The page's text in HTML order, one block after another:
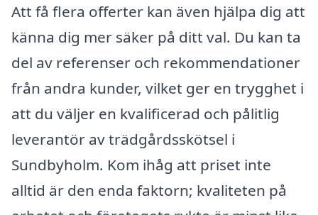
Att få flera offerter kan även hjälpa dig att
känna dig mer säker på ditt val. Du kan ta
del av referenser och rekommendationer
från andra kunder, vilket ger en trygghet i
att du väljer en kvalificerad och pålitlig
leverantör av trädgårdsskötsel i
Sundbyholm. Kom ihåg att priset inte
alltid är den enda faktorn; kvaliteten på